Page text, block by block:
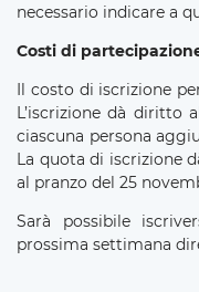
necessario indicare a
Costi di
Il costo di iscrizione
L’iscrizione dà diritto
ciascuna persona
La quota di iscrizione
al pranzo del 25
Sarà possibile
prossima settimana